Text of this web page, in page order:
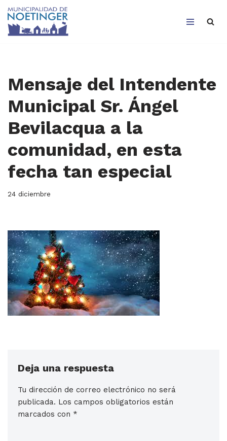
Saltar
Mensaje del Intendente
Municipal Sr. Ángel
Bevilacqua a la
comunidad, en esta
fecha tan especial
24 diciembre
Deja una respuesta
Tu dirección de correo electrónico no será
publicada. Los campos obligatorios están
marcados con *